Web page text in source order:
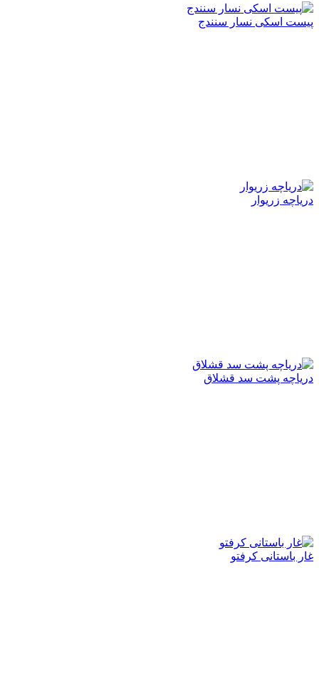
پیست اسکی نسار سنندج
دریاچه زریوار
دریاچه پشت سد قشلاق
غار باستانی کرفتو